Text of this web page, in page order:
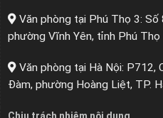
Văn phòng tại Phú Thọ 3: Số
phường Vĩnh Yên, tỉnh Phú Thọ
Văn phòng tại Hà Nội: P712,
Đàm, phường Hoàng Liệt, TP.